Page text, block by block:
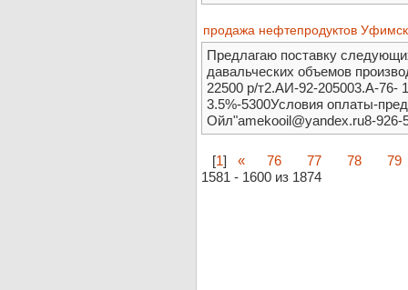
продажа нефтепродуктов
Предлагаю поставку
давальческих объемов
22500 р/т2.АИ-92-205003.А-76-
3.5%-5300Условия оплаты-
Ойл"amekooil@yandex.ru8-926-
[1] « 76 77 78
79
1581 - 1600 из 1874